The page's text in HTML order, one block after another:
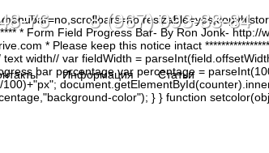
* Form Field Progress Bar- By Ron Jonk-
* Please keep this notice intact
width// var fieldWidth =
bar percentage var percentage =
color"); } } function
76 8 (967) 093-88-84
Информация Статьи